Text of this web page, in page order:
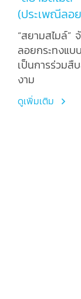
(ประเพณีลอยกร
ไทย,ชุดพื้นเ
และประเพณี
“สยามสไมล์” จัด
ลอยกระทงแบบล้านนา) แต่งกา
เป็นการร่วม
งาม
ดูเพิ่มเติม